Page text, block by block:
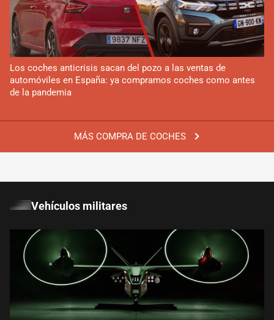
MÁS COMPRA DE COCHES
Los coches anticrisis sacan del pozo a las ventas de
automóviles en España: ya compramos coches como antes
de la pandemia
Vehículos militares